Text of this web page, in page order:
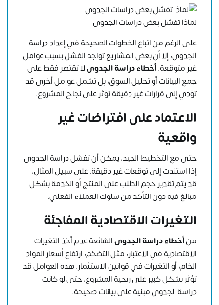
لماذا تفشل بعض دراسات الجدوى
على الرغم من اتباع الخطوات الصحيحة في إعداد دراسة
الجدوى، إلا أن بعض المشاريع تواجه الفشل بسبب عوامل
غير متوقعة.أخطاء دراسة الجدوىلا تقتصر فقط على
جمع البيانات أو تحليل السوق، بل تشمل عوامل أخرى قد
تؤدي إلى قرارات غير دقيقة تؤثر على نجاح المشروع.
الاعتماد على افتراضات غير
واقعية
حتى مع التخطيط الجيد، يمكن أن تفشل دراسة الجدوى
إذا استندت إلى توقعات غير دقيقة. على سبيل المثال،
قد يتم تقدير حجم الطلب على المنتج أو الخدمة بشكل
مبالغ فيه دون التأكد من سلوك العملاء الفعلي.
التغيرات الاقتصادية المفاجئة
منأخطاء دراسة الجدوىالشائعة عدم أخذ التغيرات
الاقتصادية في الاعتبار، مثل التضخم، ارتفاع أسعار المواد
الخام، أو التغيرات في قوانين الاستثمار. هذه العوامل قد
تؤثر بشكل كبير على ربحية المشروع، حتى لو كانت
دراسة الجدوى مبنية على بيانات صحيحة.